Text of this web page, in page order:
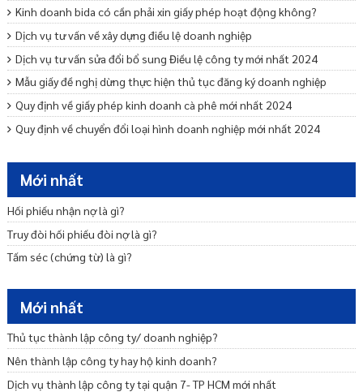
Kinh doanh bida có cần phải xin giấy phép hoạt động không?
Dịch vụ tư vấn về xây dựng điều lệ doanh nghiệp
Dịch vụ tư vấn sửa đổi bổ sung Điều lệ công ty mới nhất 2024
Mẫu giấy đề nghị dừng thực hiện thủ tục đăng ký doanh nghiệp
Quy định về giấy phép kinh doanh cà phê mới nhất 2024
Quy định về chuyển đổi loại hình doanh nghiệp mới nhất 2024
Dịch vụ tư vấn khởi nghiệp – Startup trọn gói uy tín
Tư vấn miễn nhiệm bãi miễn thành viên Ban quản trị nhà chung cư
Mới nhất
Hối phiếu nhận nợ là gì?
Truy đòi hối phiếu đòi nợ là gì?
Tấm séc (chứng từ) là gì?
Mới nhất
Thủ tục thành lập công ty/ doanh nghiệp?
Nên thành lập công ty hay hộ kinh doanh?
Dịch vụ thành lập công ty tại quận 7- TP HCM mới nhất